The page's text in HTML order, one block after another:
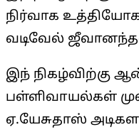
நிர்வாக
வடிவேல்
இந் நிகழ்விற்கு
பள்ளிவாயல்கள்
ஏ.யேசுதாஸ்